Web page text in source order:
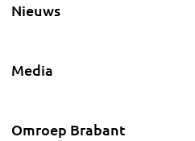
Nieuws
Media
Omroep Brabant